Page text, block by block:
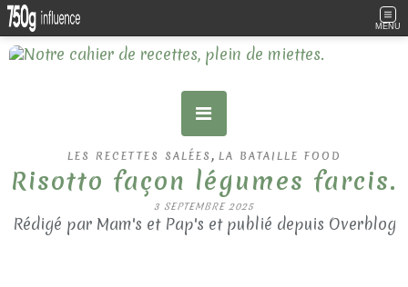
MENU
LES RECETTES SALÉES , LA BATAILLE FOOD
Risotto façon légumes farcis.
3 SEPTEMBRE 2025
Rédigé par Mam's et Pap's et publié depuis Overblog